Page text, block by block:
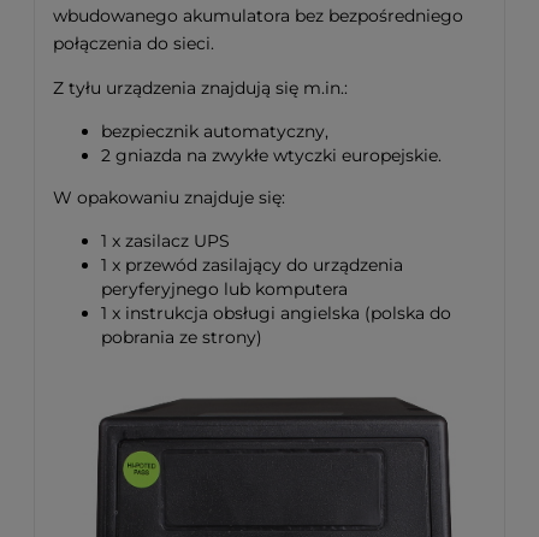
wbudowanego akumulatora bez bezpośredniego
połączenia do sieci.
Z tyłu urządzenia znajdują się m.in.:
bezpiecznik automatyczny,
2 gniazda na zwykłe wtyczki europejskie.
W opakowaniu znajduje się:
1 x zasilacz UPS
1 x przewód zasilający do urządzenia
peryferyjnego lub komputera
1 x instrukcja obsługi angielska (polska do
pobrania ze strony)